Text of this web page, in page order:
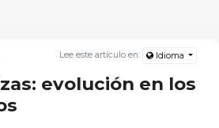
Lee este artículo en: Idioma
evolución en los